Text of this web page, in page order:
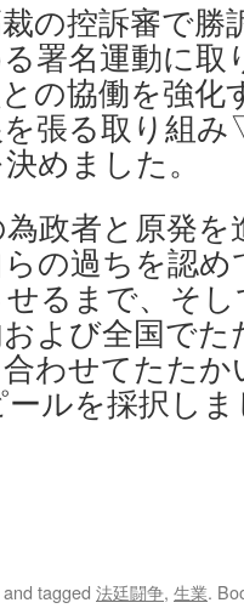
の控訴審で勝
署名運動に
の協働を強
張る取り組
めました。
政者と原発を
の過ちを認
るまで、そ
よび全国で
わせてたた
ルを採択し
and tagged 法廷闘争, 生業.